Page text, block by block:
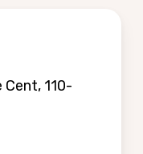
Cent, 110-